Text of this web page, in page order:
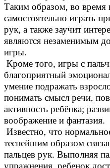
Таким образом, во время
самостоятельно играть
рук, а также заучит
являются незаменимым
игры.
Кроме того, игры с
благоприятный
умение подражать
понимать смысл речи,
активность ребёнка;
воображение и фантазия.
Известно, что
теснейшим образом
пальцев рук. Выполняя
упражнения, ребенок